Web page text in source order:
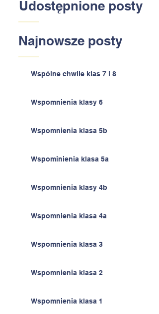
Udostępnione posty
Najnowsze posty
Wspólne chwile klas 7 i 8
Wspomnienia klasy 6
Wspomnienia klasa 5b
Wspominienia klasa 5a
Wspomnienia klasy 4b
Wspomnienia klasa 4a
Wspomnienia klasa 3
Wspomnienia klasa 2
Wspomnienia klasa 1